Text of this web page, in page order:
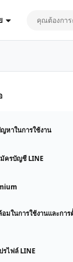
หาในการใช้งาน
ครบัญชี LINE
มในการใช้งานและการ
ไฟล์ LINE